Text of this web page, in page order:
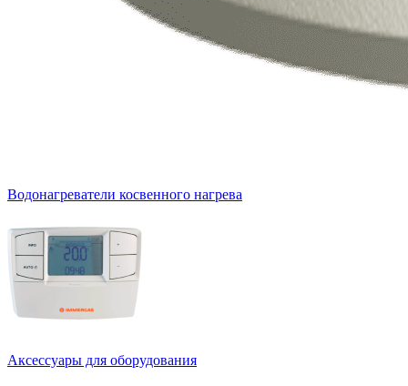
Водонагреватели косвенного нагрева
Аксессуары для оборудования